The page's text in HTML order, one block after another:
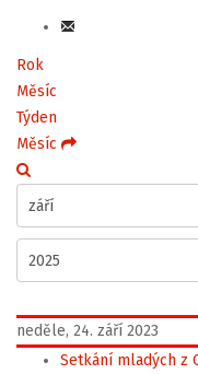
Rok
Měsíc
Týden
Měsíc
neděle, 24. září 2023
Setkání mladých z